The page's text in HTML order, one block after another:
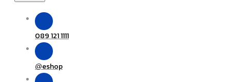
089 121 1111
@eshop